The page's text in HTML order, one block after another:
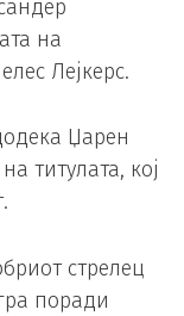
на
Лејкерс.
Џарен
титулата, кој
стрелец
поради